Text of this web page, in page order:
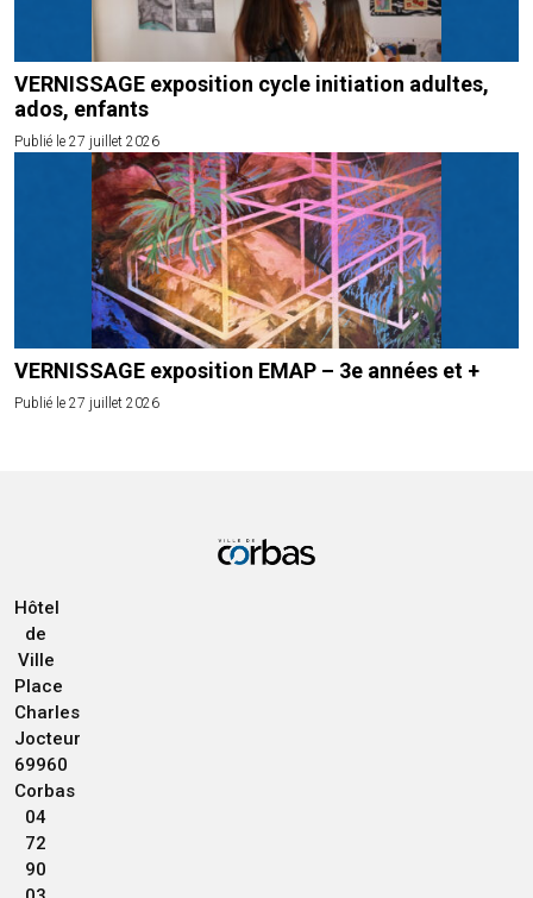
VERNISSAGE exposition cycle initiation adultes,
ados, enfants
Publié le 27 juillet 2026
VERNISSAGE exposition EMAP – 3e années et +
Publié le 27 juillet 2026
Hôtel
de
Ville
Place
Charles
Jocteur
69960
Corbas
04
72
90